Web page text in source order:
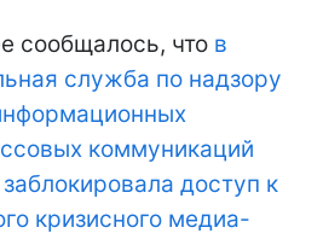
сообщалось, что в
служба по надзору
коммуникаций
доступ к
кризисного медиа-